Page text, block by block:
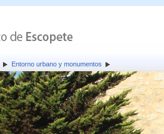
Entorno urbano y monumentos